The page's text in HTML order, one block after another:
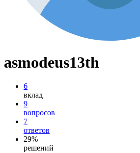
asmodeus13th
6
вклад
9
вопросов
7
ответов
29%
решений